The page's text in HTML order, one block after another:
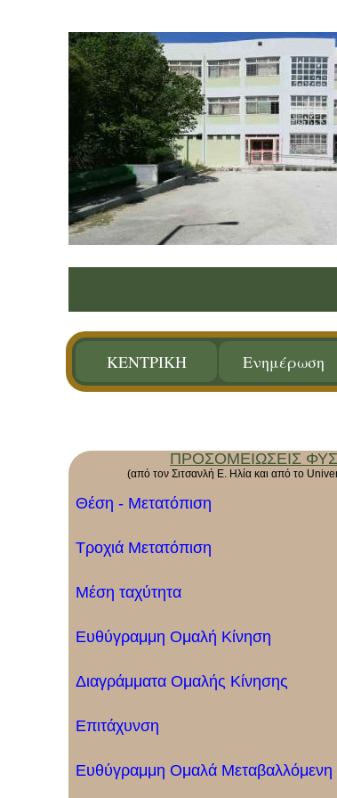
ΚΕΝΤΡΙΚΗ Ενημέρωση
ΠΡΟΣΟΜΕΙΩΣΕΙΣ
(από τον Σιτσανλή Ε. Ηλία και από το
Θέση - Μετατόπιση
Τροχιά Μετατόπιση
Μέση ταχύτητα
Ευθύγραμμη Ομαλή Κίνηση
Διαγράμματα Ομαλής Κίνησης
Επιτάχυνση
Ευθύγραμμη Ομαλά Μεταβαλλόμενη